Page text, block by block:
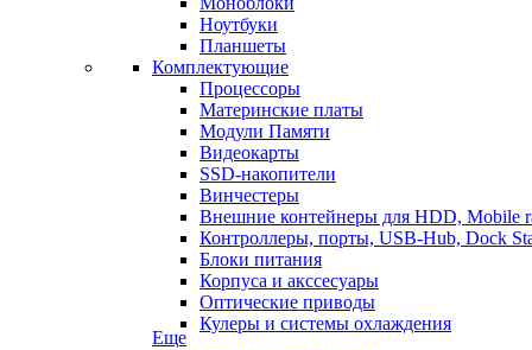
Ноутбуки
Планшеты
Комплектующие
Процессоры
Материнские платы
Модули Памяти
Видеокарты
SSD-накопители
Винчестеры
Внешние контейнеры для HDD, Mobile
Контроллеры, порты, USB-Hub, Dock
Блоки питания
Корпуса и акссесуары
Оптические приводы
Кулеры и системы охлаждения
Еще